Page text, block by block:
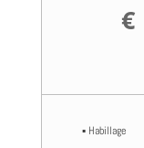
€
▪️ Habillage